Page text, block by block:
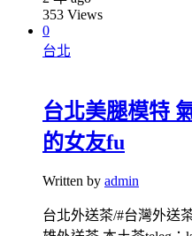
353 Views
0
台北
台北美腿模特
的女友fu
Written by admin
台北外送茶/#台灣外送